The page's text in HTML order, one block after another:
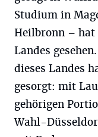
Studium in
Heilbronn – hat
Landes
dieses Landes
gesorgt: mit
gehörigen
Wahl-